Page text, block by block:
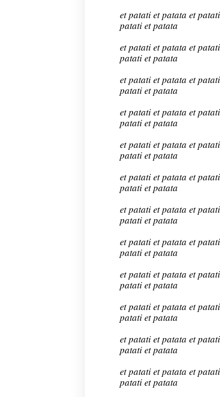
et patati et patata et
patati et patata
et patati et patata et
patati et patata
et patati et patata et
patati et patata
et patati et patata et
patati et patata
et patati et patata et
patati et patata
et patati et patata et
patati et patata
et patati et patata et
patati et patata
et patati et patata et
patati et patata
et patati et patata et
patati et patata
et patati et patata et
patati et patata
et patati et patata et
patati et patata
et patati et patata et
patati et patata